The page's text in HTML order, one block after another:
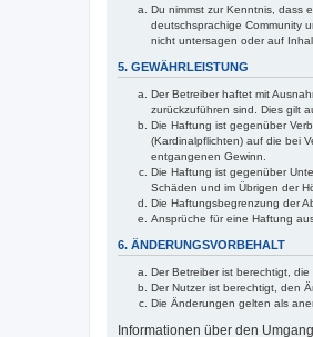
Du nimmst zur Kenntnis, dass
deutschsprachige Community
nicht untersagen oder auf
5. GEWÄHRLEISTUNG
Der Betreiber haftet mit
zurückzuführen sind. Dies gilt
Die Haftung ist gegenüber
(Kardinalpflichten) auf die bei
entgangenen Gewinn.
Die Haftung ist gegenüber
Schäden und im Übrigen der
Die Haftungsbegrenzung der
Ansprüche für eine Haftung
6. ÄNDERUNGSVORBEHALT
Der Betreiber ist berechtigt,
Der Nutzer ist berechtigt, den
Die Änderungen gelten als
Informationen über den